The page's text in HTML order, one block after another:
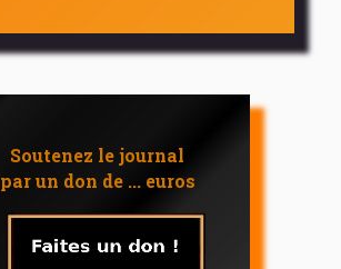
Soutenez le journal
par un don de ... euros